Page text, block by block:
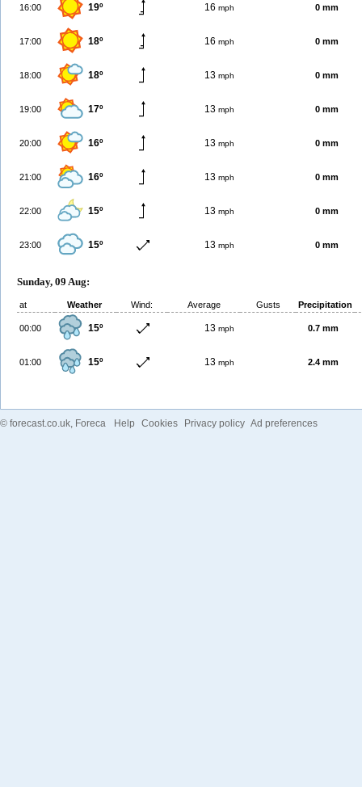
16:00 19º 16 mph 0 mm
17:00 18º 16 mph 0 mm
18:00 18º 13 mph 0 mm
19:00 17º 13 mph 0 mm
20:00 16º 13 mph 0 mm
21:00 16º 13 mph 0 mm
22:00 15º 13 mph 0 mm
23:00 15º 13 mph 0 mm
Sunday, 09 Aug:
at Weather Wind: Average Gusts Precipitation
00:00 15º 13 mph 0.7 mm
01:00 15º 13 mph 2.4 mm
© forecast.co.uk , Foreca Help Cookies Privacy policy Ad preferences